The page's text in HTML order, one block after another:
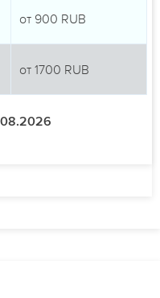
от 900 RUB
от 1700 RUB